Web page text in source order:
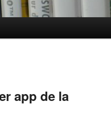
app de la